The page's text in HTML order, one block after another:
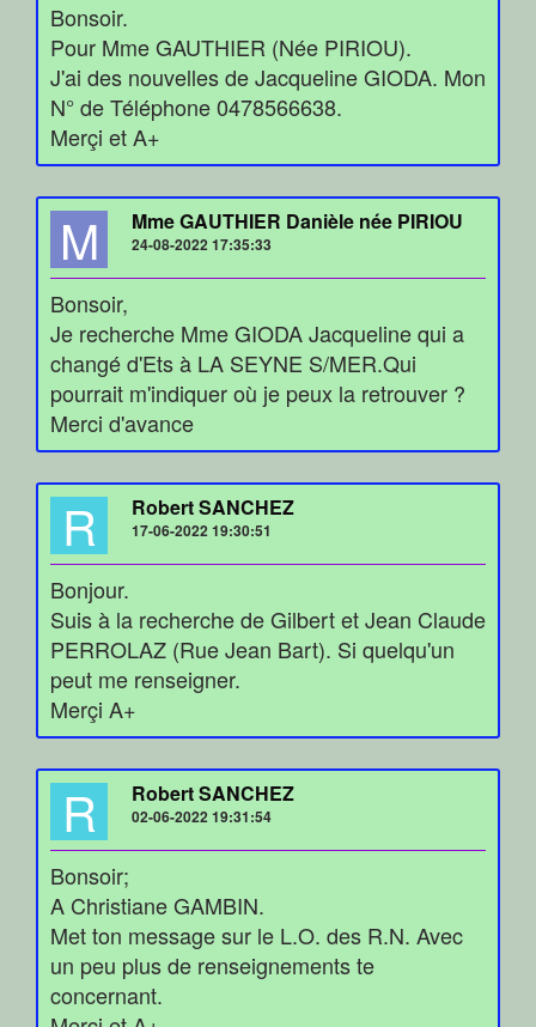
Bonsoir.
Pour Mme GAUTHIER (Née PIRIOU).
J'ai des nouvelles de Jacqueline GIODA. Mon
N° de Téléphone 0478566638.
Merçi et A+
M Mme GAUTHIER Danièle née PIRIOU
24-08-2022 17:35:33
Bonsoir,
Je recherche Mme GIODA Jacqueline qui a
changé d'Ets à LA SEYNE S/MER.Qui
pourrait m'indiquer où je peux la retrouver ?
Merci d'avance
R Robert SANCHEZ
17-06-2022 19:30:51
Bonjour.
Suis à la recherche de Gilbert et Jean Claude
PERROLAZ (Rue Jean Bart). Si quelqu'un
peut me renseigner.
Merçi A+
R Robert SANCHEZ
02-06-2022 19:31:54
Bonsoir;
A Christiane GAMBIN.
Met ton message sur le L.O. des R.N. Avec
un peu plus de renseignements te
concernant.